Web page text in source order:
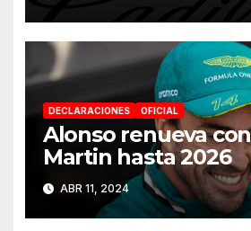
DECLARACIONES OFICIAL
Alonso renueva
Martin hasta 2026
ABR 11, 2024